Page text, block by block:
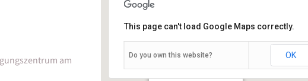
Veranstaltungen
This page can't load Google Maps correctly.
Do you own this website? OK
am